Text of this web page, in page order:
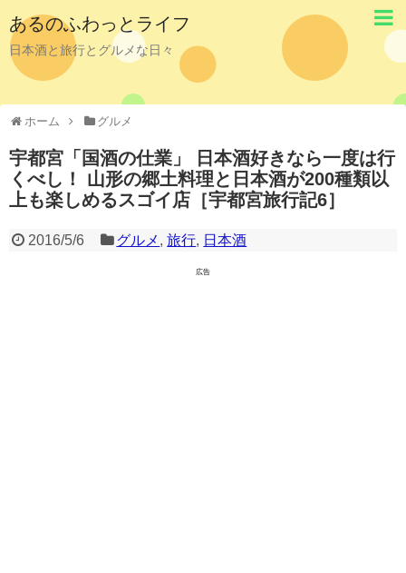
あるのふわっとライフ
日本酒と旅行とグルメな日々
ホーム グルメ
宇都宮「国酒の仕業」 日本酒好きなら一度は行
くべし！ 山形の郷土料理と日本酒が200種類以
上も楽しめるスゴイ店［宇都宮旅行記6］
2016/5/6 グルメ ,旅行, 日本酒
広告